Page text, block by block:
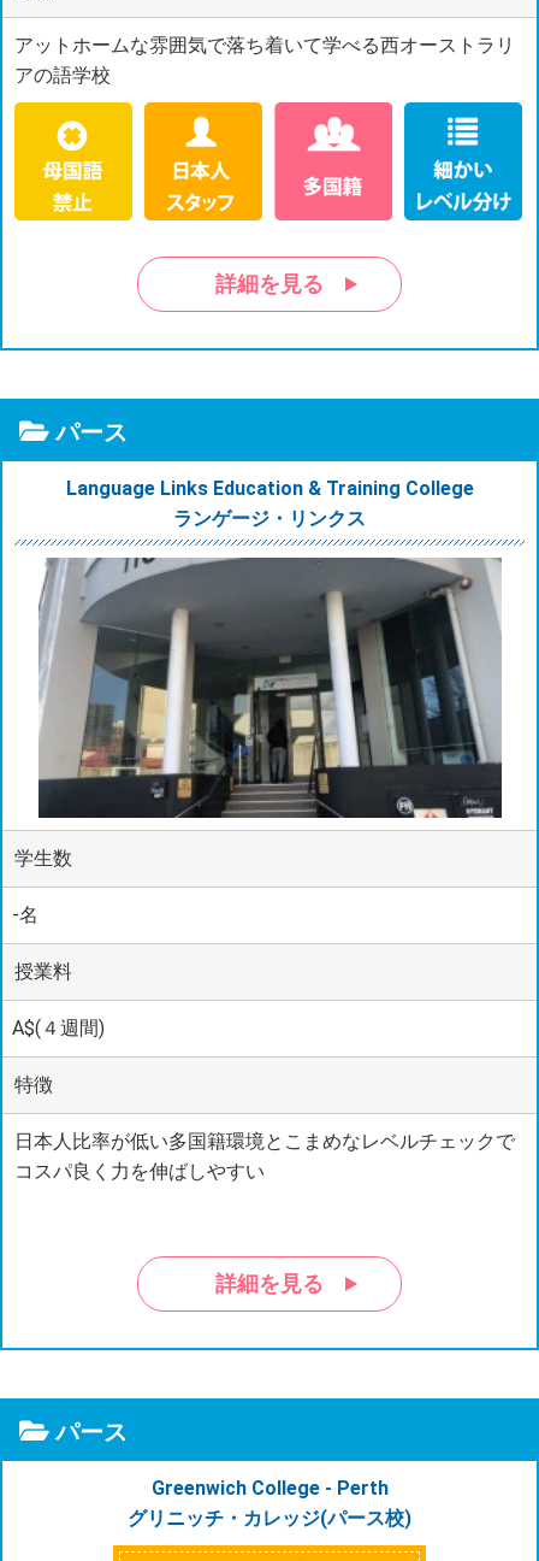
アットホームな雰囲気で落ち着いて学べる西オーストラリ
アの語学校
詳細を見る
パース
Language Links Education & Training College
ランゲージ・リンクス
学生数
-名
授業料
A$(４週間)
特徴
日本人比率が低い多国籍環境とこまめなレベルチェックで
コスパ良く力を伸ばしやすい
詳細を見る
パース
Greenwich College - Perth
グリニッチ・カレッジ(パース校)